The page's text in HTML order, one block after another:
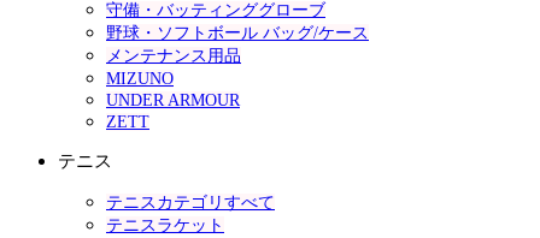
守備・バッティンググローブ
野球・ソフトボール バッグ/ケース
メンテナンス用品
MIZUNO
UNDER ARMOUR
ZETT
テニス
テニスカテゴリすべて
テニスラケット